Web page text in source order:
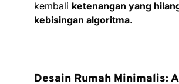
kembali ketenangan yang
kebisingan algoritma.
Desain Rumah Minimalis: